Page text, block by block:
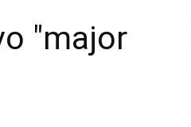
"major